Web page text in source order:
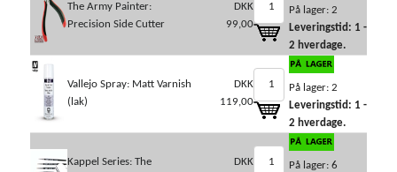
The Army Painter:
Precision Side Cutter
DKK
99,00
På lager: 2
Leveringstid: 1 -
2 hverdage.
Vallejo Spray: Matt Varnish
(lak)
DKK
119,00
På lager: 2
Leveringstid: 1 -
2 hverdage.
Kappel Series: The
DKK
På lager: 6